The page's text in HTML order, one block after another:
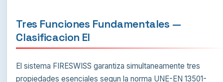
Tres Funciones Fundamentales —
Clasificacion EI
El sistema FIRESWISS garantiza simultaneamente tres
propiedades esenciales segun la norma UNE-EN 13501-